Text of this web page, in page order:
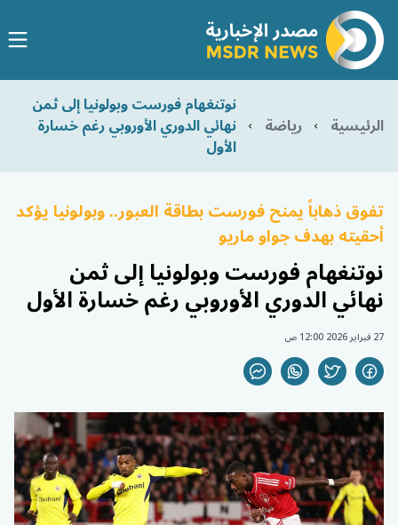
الرئيسية رياضة
نوتنغهام فورست وبولونيا إلى ثمن
نهائي الدوري الأوروبي رغم خسارة
الأول
تفوق ذهاباً يمنح فورست بطاقة العبور.. وبولونيا يؤكد
أحقيته بهدف جواو ماريو
نوتنغهام فورست وبولونيا إلى ثمن
نهائي الدوري الأوروبي رغم خسارة الأول
27 فبراير 2026 12:00 ص